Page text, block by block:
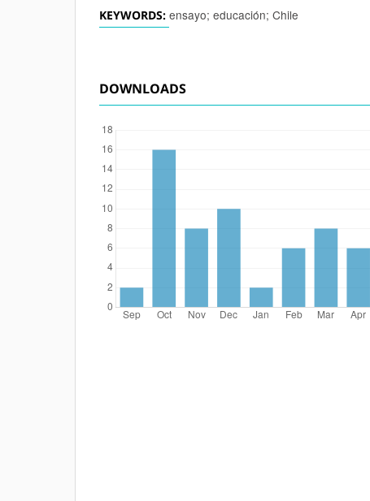
KEYWORDS: ensayo; educación; Chile
DOWNLOADS